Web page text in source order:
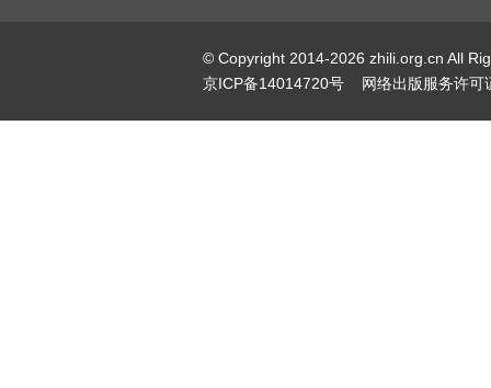
© Copyright 2014-2026 zhili.org.cn All
京ICP备14014720号
网络出版服务许可